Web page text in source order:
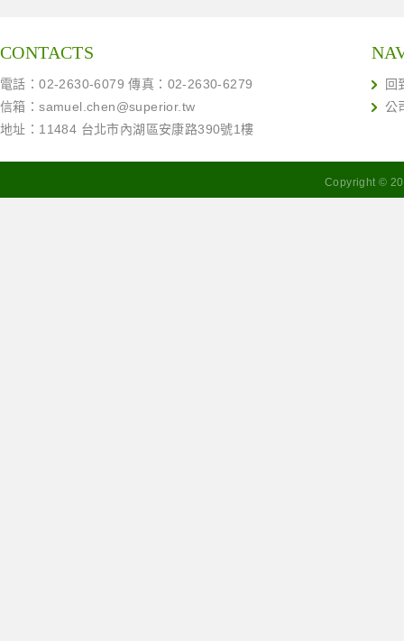
CONTACTS
電話：02-2630-6079 傳真：02-2630-6279
信箱：samuel.chen@superior.tw
地址：11484 台北市內湖區安康路390號1樓
回
公
Copyright ©